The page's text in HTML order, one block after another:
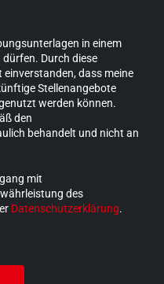
in einem
Durch diese
dass meine
Stellenangebote
werden können.
den
behandelt und nicht an
mit
des
Datenschutzerklärung.